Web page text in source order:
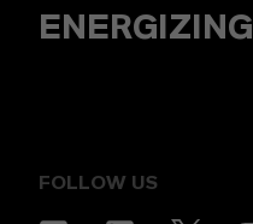
ENERGIZING
FOLLOW US